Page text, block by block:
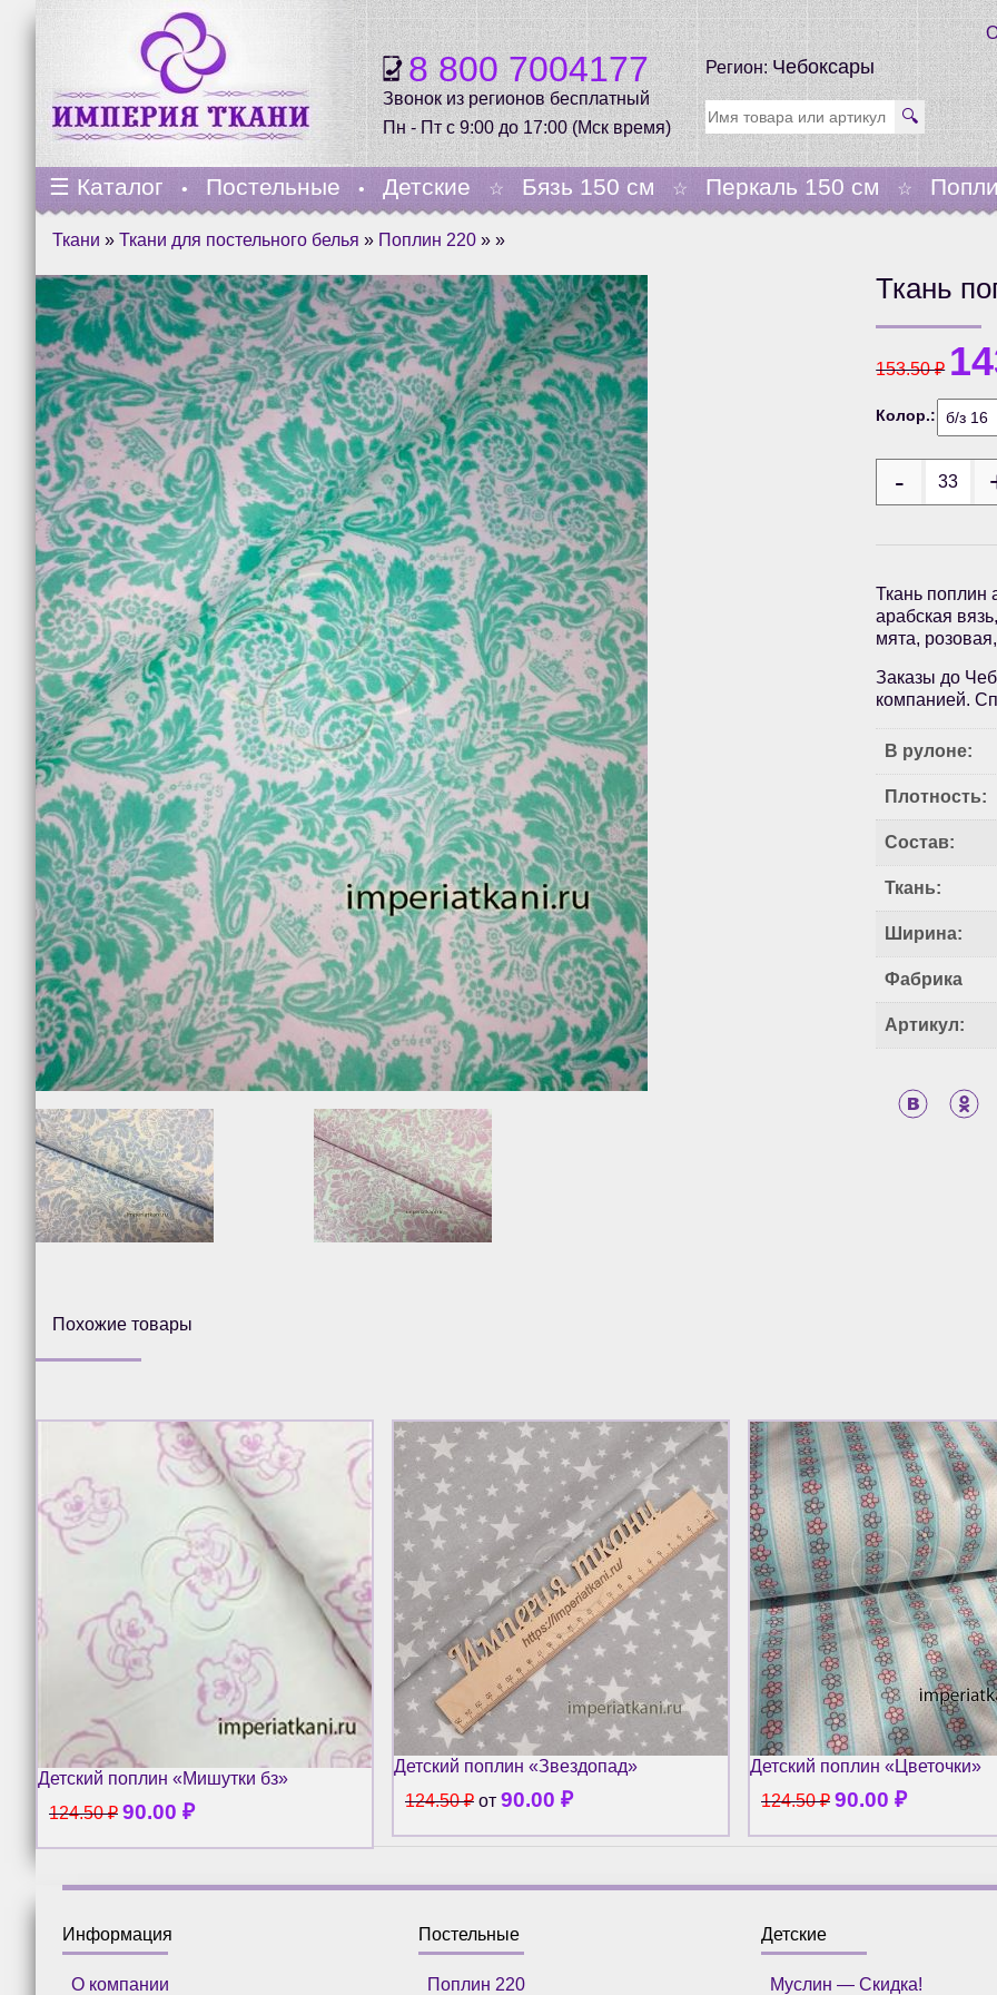
8 800 7004177
Звонок из регионов бесплатный
Пн - Пт с 9:00 до 17:00 (Мск время)
Регион:Чебоксары
🔍
☰ Каталог • Постельные • Детские ☆ Бязь 150 см ☆ Перкаль 150 см ☆
Ткани » Ткани для постельного белья » Поплин 220 » »
Ткань
153.50₽
Колор.:
Ткань поплин
арабская
мята,
Заказы до
компанией.
В рулоне:
Плотность:
Состав:
Ткань:
Ширина:
Фабрика
Артикул:
Похожие товары
Детский поплин «Мишутки бз»
124.50₽ 90.00 ₽
Детский поплин «Звездопад»
124.50₽ от 90.00 ₽
Детский поплин «Цветочки»
124.50₽ 90.00 ₽
Информация
О компании
Постельные
Поплин 220
Детские
Муслин — Скидка!